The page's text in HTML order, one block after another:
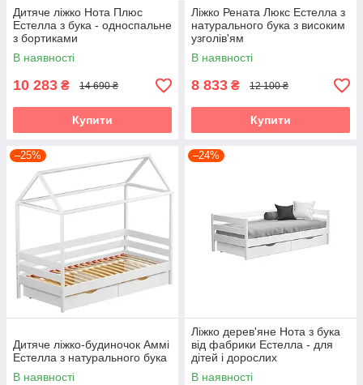
Дитяче ліжко Нота Плюс
Естелла з бука - односпальне
з бортиками
В наявності
10 283 ₴ 14 690 ₴
Купити
Ліжко Рената Люкс Естелла з
натурального бука з високим
узголів'ям
В наявності
8 833 ₴ 12 100 ₴
Купити
–25%
Дитяче ліжко-будиночок Аммі
Естелла з натурального бука
В наявності
–24%
Ліжко дерев'яне Нота з бука
від фабрики Естелла - для
дітей і дорослих
В наявності